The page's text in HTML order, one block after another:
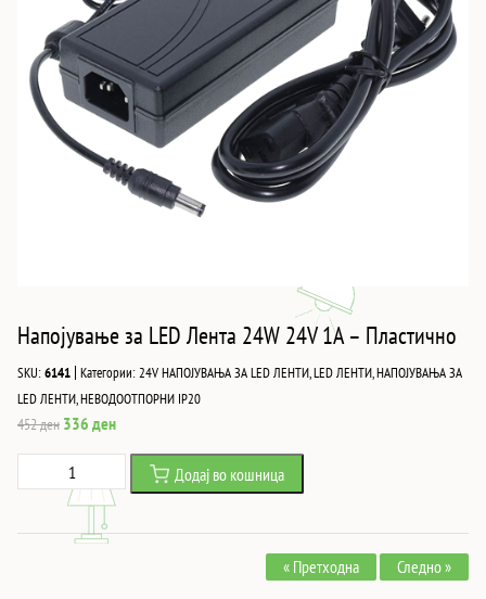
Напојување за LED Лента 24W 24V 1A – Пластично
SKU:6141 | Категории:24V НАПОЈУВАЊА ЗА LED ЛЕНТИ,LED ЛЕНТИ,НАПОЈУВАЊА ЗА
LED ЛЕНТИ,НЕВОДООТПОРНИ IP20
452ден Original
was:
452 ден.
336 денCurrent
price
336 ден.
Напојување
за
Додај во кошница
« Претходна Следно »